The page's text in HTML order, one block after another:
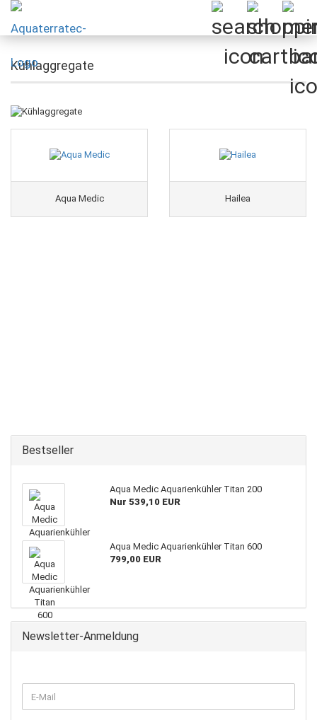
Kühlaggregate
Aqua Medic Hailea
Bestseller
Aqua Medic Aquarienkühler Titan 200
Nur 539,10 EUR
Aqua Medic Aquarienkühler Titan 600
799,00 EUR
Newsletter-Anmeldung
ZUR
E-
Mail